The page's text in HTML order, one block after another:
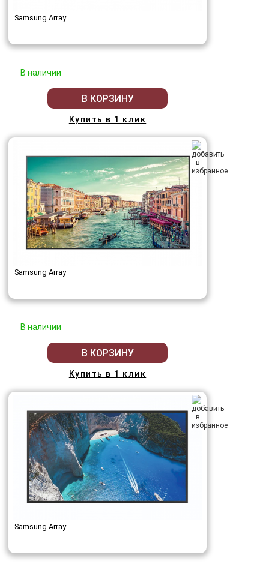
Samsung Array
В наличии
В КОРЗИНУ
Купить в 1 клик
Samsung Array
В наличии
В КОРЗИНУ
Купить в 1 клик
Samsung Array